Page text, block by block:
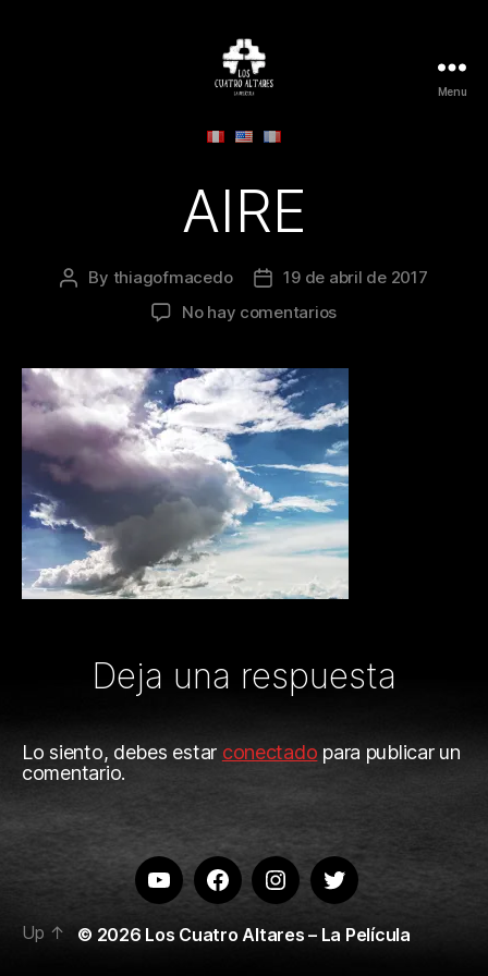
Cuatro
La
Película
Menu
AIRE
Post
By thiagofmacedo
Post
date
19 de abril de 2017
No hay comentariosen
Deja una respuesta
Lo siento, debes estar conectado para publicar un
comentario.
YoutubeFacebookInstagramTwitter
© 2026 Los Cuatro Altares – La Película
Up ↑